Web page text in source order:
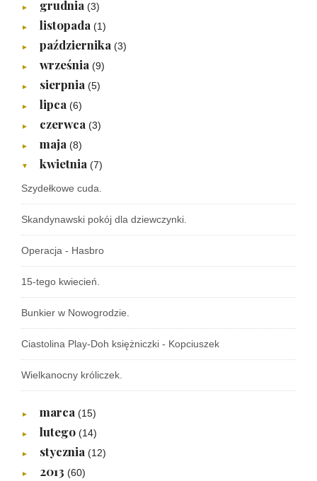
► grudnia (3)
► listopada (1)
► października (3)
► września (9)
► sierpnia (5)
► lipca (6)
► czerwca (3)
► maja (8)
▼ kwietnia (7)
Szydełkowe cuda.
Skandynawski pokój dla dziewczynki.
Operacja - Hasbro
15-tego kwiecień.
Bunkier w Nowogrodzie.
Ciastolina Play-Doh księżniczki - Kopciuszek
Wielkanocny króliczek.
► marca (15)
► lutego (14)
► stycznia (12)
► 2013 (60)